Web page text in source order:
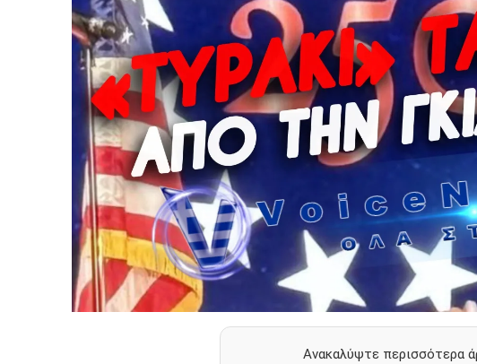
Ανακαλύψτε περισσότερα